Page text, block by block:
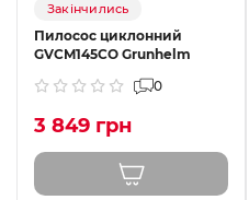
Закінчились
Пилосос циклонний
GVCM145CO Grunhelm
0
3 849 грн